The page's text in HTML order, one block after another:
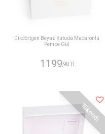
Dikdörtgen Beyaz Kutuda Macaronlu
Pembe Gül
1199 ,90 TL
Tükendi